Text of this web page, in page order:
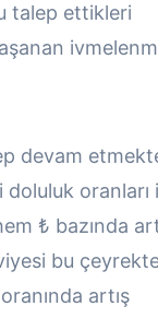
talep ettikleri
devam
oranları
₺ bazında
bu
artış